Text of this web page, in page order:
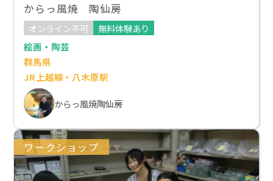
からっ風焼 陶仙房
オンライン不可
無料体験あり
絵画・陶芸
群馬県
JR上越線・八木原駅
からっ風焼陶仙房
ワークショップ